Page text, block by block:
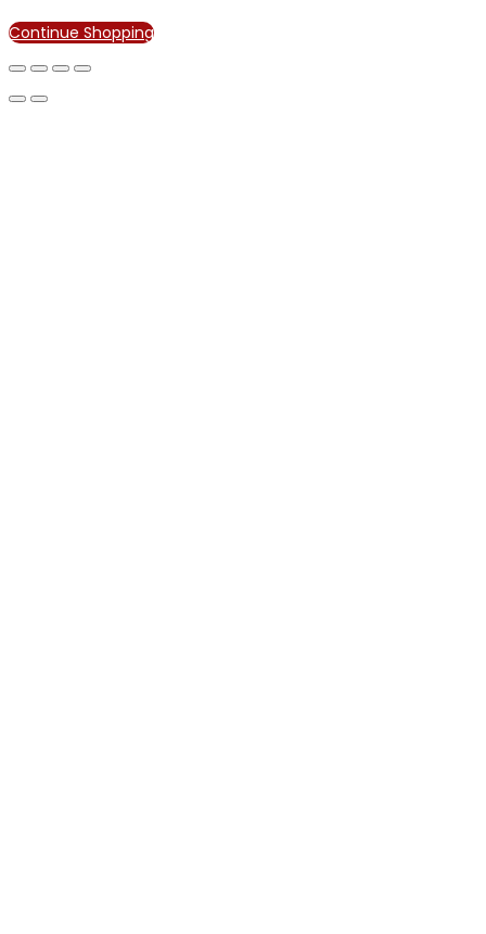
Continue Shopping